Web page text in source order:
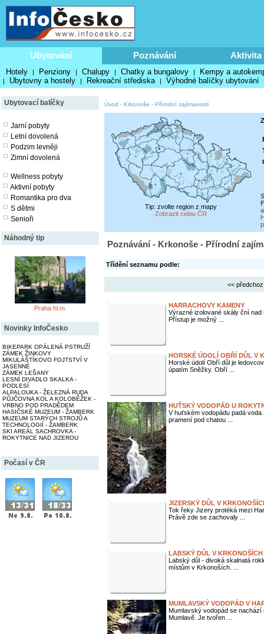
Ubytování Poznávání Aktivita
Hotely | Penziony | Chalupy | Chatky a bungalovy | Kempy a
| Ubytovny a hostely | Rekreační střediska | Výhodné balíčky ubytování
Ubytovací balíčky
Jarní pobyty
Letní dovolená
Podzim levněji
Zimní dovolená
Wellness pobyty
Aktivní pobyty
Romantika pro dva
S dětmi
Senioři
Náhodný tip
Praha hl.m.
Novinky InfoČesko
BIKEPARK OPÁLENÁ PSTRUŽÍ
ZÁMEK ŽINKOVY
MIKULÁŠTÍKOVO FOJTSTVÍ V
JASENNÉ
ZÁMEK LEŠANY
LESNÍ DIVADLO SKALKA -
PODLESÍ
ALPALOUKA - ŽELEZNÁ RUDA
PŮJČOVNA KOL A KOLOBĚŽEK -
VRBNO POD PRADĚDEM
HASIČSKÉ MUZEUM - ŽAMBERK
MUZEUM STARÝCH STROJŮ A
TECHNOLOGIÍ - ŽAMBERK
SKI AREÁL SACHROVKA -
ROKYTNICE NAD JIZEROU
Počasí v ČR
Úvod - Krkonoše - Přírodní zajímavosti
Tip: zvolte region z mapy
Zobrazit celou ČR
Poznávání - Krkonoše - Přírodní
Třídění seznamu podle:
<<
HARRACHOVY KAMENY
Výrazné izolované skály ční
Přístup je možný ...
HORSKÉ ÚDOLÍ OBŘÍ DŮL V
Horské údolí Obří důl je
úpatím Sněžky. Obří ...
HUŤSKÝ VODOPÁD U
V huťském vodopádu padá
pramení pod chatou ...
JIZERSKÝ DŮL V
Tok řeky Jizery protéká mezi
Právě zde se zachovaly ...
LABSKÝ DŮL V KRKONOŠÍCH
Labský důl - divoká skalnatá
místům v Krkonoších. ...
MUMLAVSKÝ VODOPÁD V
Mumlavský vodopád se
Mumlavě. Je tvořen ...